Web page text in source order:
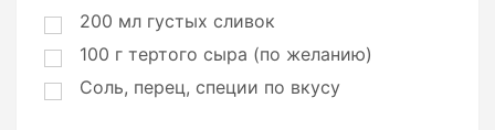
200 мл густых сливок
100 г тертого сыра (по желанию)
Соль, перец, специи по вкусу